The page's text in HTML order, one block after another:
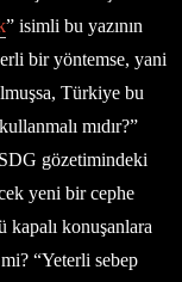
” isimli bu yazının
bir yöntemse, yani
Türkiye bu
mıdır?”
gözetimindeki
yeni bir cephe
kapalı konuşanlara
“Yeterli sebep